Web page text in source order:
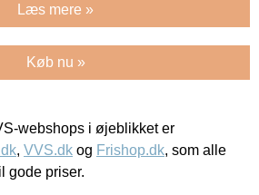
Læs mere »
Køb nu »
webshops i øjeblikket er
, VVS.dk og Frishop.dk, som alle
gode priser.